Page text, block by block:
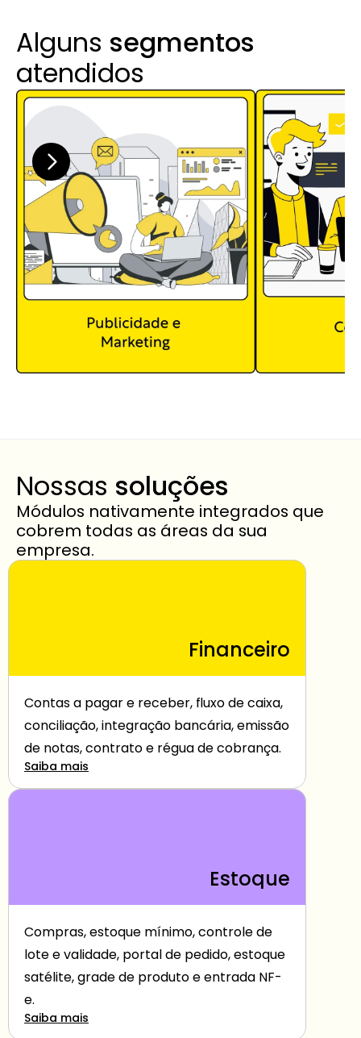
Alguns segmentos
atendidos
Nossas soluções
Módulos nativamente integrados que
cobrem todas as áreas da sua
empresa.
Financeiro
Contas a pagar e receber, fluxo de caixa,
conciliação, integração bancária, emissão
de notas, contrato e régua de cobrança.
Saiba mais
Estoque
Compras, estoque mínimo, controle de
lote e validade, portal de pedido, estoque
satélite, grade de produto e entrada NF-
e.
Saiba mais